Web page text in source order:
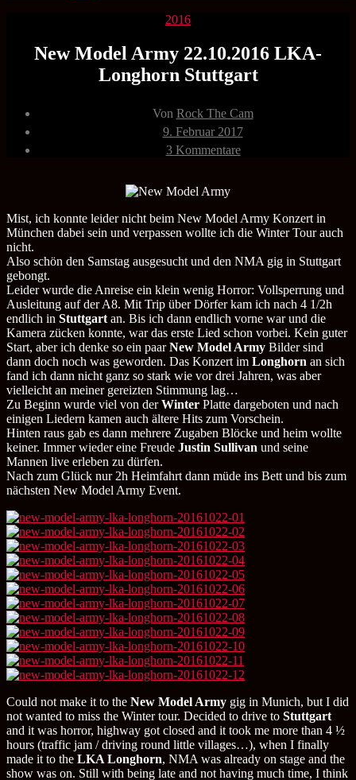
Kategorien
2016
New Model Army 22.10.2016 LKA-
Longhorn Stuttgart
Beitragsautor
Von Rock The Cam
Veröffentlichungsdatum
9. Februar 2017
3 Kommentarezu
New
LKA-
Longhorn
Mist, ich konnte leider nicht beim New Model Army Konzert in
München dabei sein und verpassen wollte ich die Winter Tour auch
nicht.
Also schön den Samstag ausgesucht und den NMA gig in Stuttgart
gebongt.
Leider wurde die Anreise ein klein wenig Horror: Vollsperrung und
Ausleitung auf der A8. Mit Trip über Dörfer kam ich nach 4 1/2h
endlich in Stuttgart an. Bis ich dann endlich vorne war und die
Kamera zücken konnte, war das erste Lied schon vorbei. Kein guter
Start, aber ich denke so ein paarNew Model Army Bilder sind
dann doch noch was geworden. Das Konzert im Longhorn an sich
fand ich dann nicht ganz so stark wie vor drei Jahren, was aber
vielleicht an meiner gereizten Stimmung lag…
Zu Beginn wurde viel von derWinter Platte dargeboten und nach
einigen Liedern kamen auch ältere Hits zum Vorschein.
Hinten raus gab es dann mehrere Zugaben Blöcke und heim wollte
keiner. Immer wieder eine Freude Justin Sullivan und seine
Mannen live erleben zu dürfen.
Nach zum Glück nur 2h Heimfahrt dann müde ins Bett und bis zum
nächsten New Model Army Event.
Could not make it to the New Model Army gig in Munich, but I did
not wanted to miss the Winter tour. Decided to drive to Stuttgart
and it was horror, highway got closed and it took me more than 4 ½
hours (traffic jam / driving round little villages…), when I finally
made it to the LKA Longhorn, NMA was already on stage and the
show was on. Still with being late and not having much time, I think